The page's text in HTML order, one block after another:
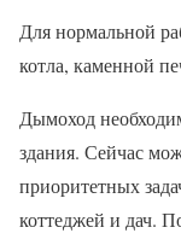
Для нормальной
котла, каменной
Дымоход
здания. Сейчас
приоритетных
коттеджей и дач.